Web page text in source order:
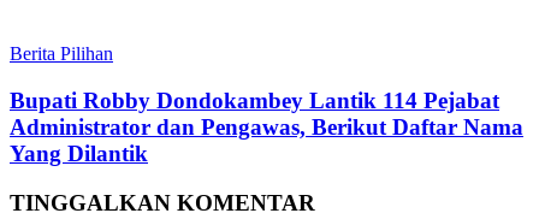
Berita Pilihan
Bupati Robby Dondokambey Lantik 114 Pejabat
Administrator dan Pengawas, Berikut Daftar Nama
Yang Dilantik
TINGGALKAN KOMENTAR